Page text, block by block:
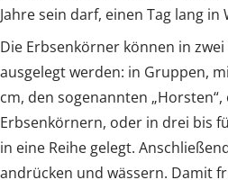
Jahre sein darf, einen Tag lang
Die Erbsenkörner können in
ausgelegt werden: in Gruppen,
cm, den sogenannten
Erbsenkörnern, oder in drei bis
in eine Reihe gelegt.
andrücken und wässern. Damit